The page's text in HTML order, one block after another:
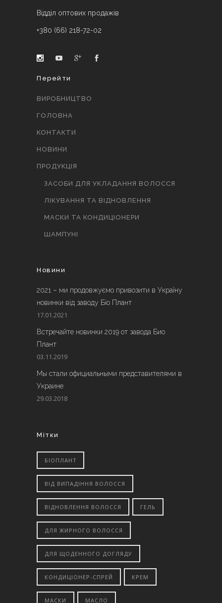
Відділ оптових продажів
+380 (66) 218-72-02
Перейти
ВИРОБНИЦТВО
ГОЛОВНА
КОНТАКТИ
НОВИНИ
ПРОДУКЦІЯ
ЗАСОБИ ДЛЯ УКЛАДАННЯ ВОЛОССЯ
ЛІКУВАННЯ ТА ВІДНОВЛЕННЯ
МАСКИ ТА КОНДИЦІОНЕРИ
ШАМПУНІ
Новини
2021 – ми продовжуємо привозити в Україну
новинки від заводу Біо Плант
17.01.2021
Встречайте новинки 2019 от завода Био
Плант
03.11.2019
Мы стали официальными представителями в
Украине
29.03.2018
Мітки
БІОПЛАНТ
ВІД ВИПАДІННЯ ВОЛОССЯ
ВІДНОВЛЕННЯ ВОЛОССЯ ГЕЛЬ
ДЛЯ ЖИРНОГО ВОЛОССЯ
ДЛЯ ЩОДЕННОГО ДОГЛЯДУ
КОНДИЦІОНЕР-СПРЕЙ КРЕМ
МАСКИ МАСЛО